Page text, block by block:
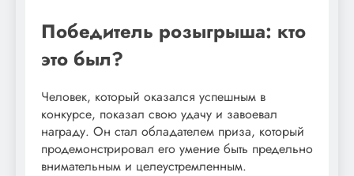
Победитель розыгрыша: кто
это был?
Человек, который оказался успешным в
конкурсе, показал свою удачу и завоевал
награду. Он стал обладателем приза, который
продемонстрировал его умение быть предельно
внимательным и целеустремленным.